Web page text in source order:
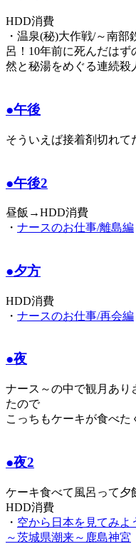
HDD消費
・温泉(秘)大作戦/～南
呂！10年前に死んだはず
然と秘湯をめぐる連続殺
●午後
そういえば接着剤切れて
●午後2
昼飯→HDD消費
・ ナースのお仕事/離島編
●夕方
HDD消費
・ ナースのお仕事/再会編
●夜
ナース～の中で観月あり
たので
こっちもケーキが食べた
●夜2
ケーキ食べて風呂って夕
HDD消費
・ 空から日本を見てみ
～茨城県潮来～鹿島神宮